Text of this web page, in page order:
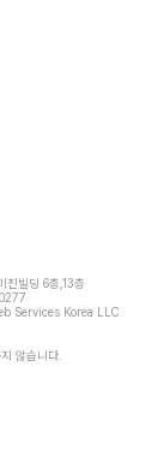
진빌딩 6층,13층
Services Korea LLC
않습니다.